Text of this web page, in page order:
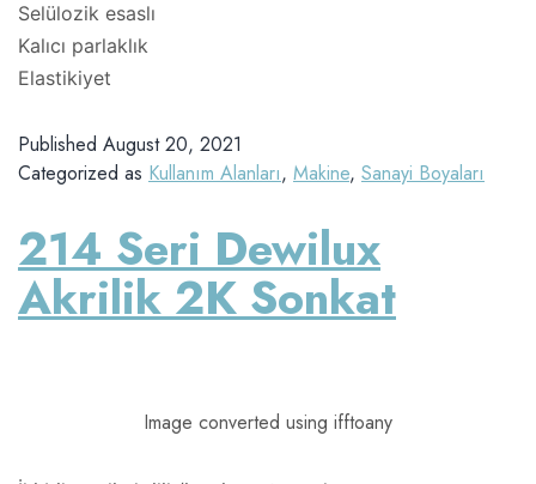
Selülozik esaslı
Kalıcı parlaklık
Elastikiyet
Published August 20, 2021
Categorized as Kullanım Alanları, Makine, Sanayi Boyaları
214 Seri Dewilux
Akrilik 2K Sonkat
Image converted using ifftoany